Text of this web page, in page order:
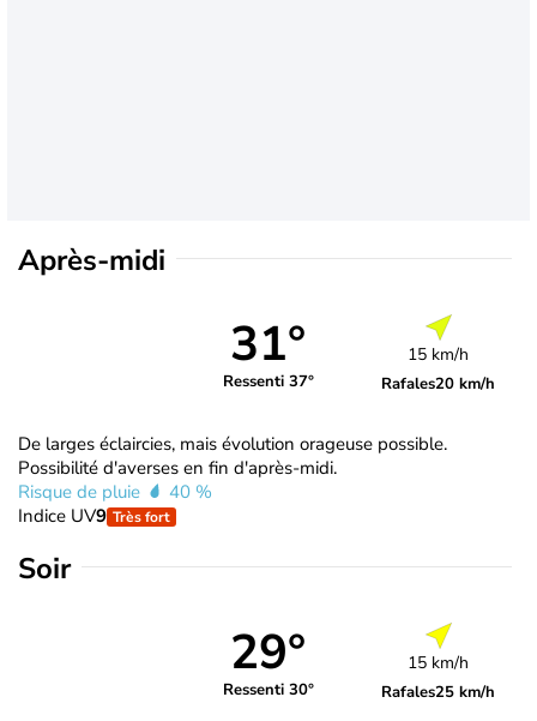
Après-midi
31°
Ressenti 37°
15 km/h
Rafales20 km/h
De larges éclaircies, mais évolution orageuse possible.
Possibilité d'averses en fin d'après-midi.
Risque de pluie
40 %
Indice UV9 Très fort
Soir
29°
Ressenti 30°
15 km/h
Rafales25 km/h